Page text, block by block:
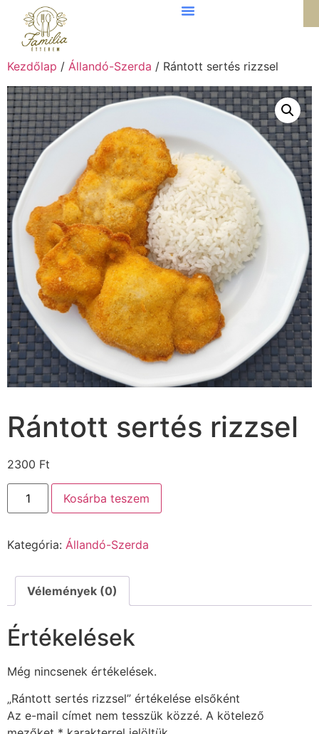
Kezdőlap / Állandó-Szerda / Rántott sertés rizzsel
Rántott sertés rizzsel
2300 Ft
Kosárba teszem
Kategória: Állandó-Szerda
Vélemények (0)
Értékelések
Még nincsenek értékelések.
„Rántott sertés rizzsel” értékelése elsőként
Az e-mail címet nem tesszük közzé. A kötelező